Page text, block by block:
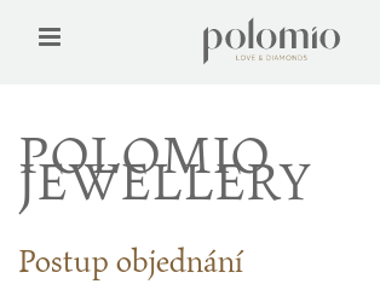
POLOMIO
JEWELLERY
Postup objednání